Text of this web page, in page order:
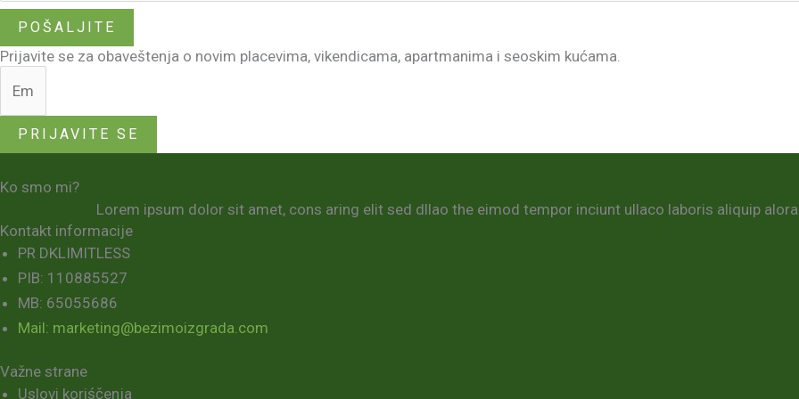
POŠALJITE
Prijavite se za obaveštenja o novim placevima, vikendicama, apartmanima i seoskim kućama.
PRIJAVITE SE
Ko smo mi?
Lorem ipsum dolor sit amet, cons aring elit sed dllao the eimod tempor inciunt ullaco laboris aliquip
Kontakt informacije
PR DKLIMITLESS
PIB: 110885527
MB: 65055686
Mail: marketing@bezimoizgrada.com
Važne strane
Uslovi koriśčenja